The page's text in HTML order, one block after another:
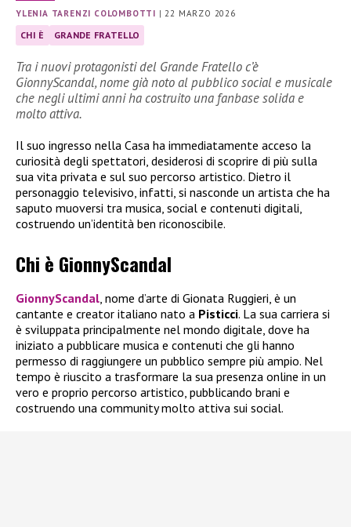
YLENIA TARENZI COLOMBOTTI |22 MARZO 2026
CHI È GRANDE FRATELLO
Tra i nuovi protagonisti del Grande Fratello c’è
GionnyScandal, nome già noto al pubblico social e musicale
che negli ultimi anni ha costruito una fanbase solida e
molto attiva.
Il suo ingresso nella Casa ha immediatamente acceso la
curiosità degli spettatori, desiderosi di scoprire di più sulla
sua vita privata e sul suo percorso artistico. Dietro il
personaggio televisivo, infatti, si nasconde un artista che ha
saputo muoversi tra musica, social e contenuti digitali,
costruendo un’identità ben riconoscibile.
Chi è GionnyScandal
GionnyScandal , nome d’arte di Gionata Ruggieri, è un
cantante e creator italiano nato a Pisticci. La sua carriera si
è sviluppata principalmente nel mondo digitale, dove ha
iniziato a pubblicare musica e contenuti che gli hanno
permesso di raggiungere un pubblico sempre più ampio. Nel
tempo è riuscito a trasformare la sua presenza online in un
vero e proprio percorso artistico, pubblicando brani e
costruendo una community molto attiva sui social.